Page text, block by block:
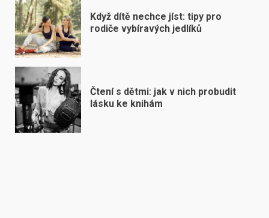
Když dítě nechce jíst: tipy pro
rodiče vybíravých jedlíků
Čtení s dětmi: jak v nich probudit
lásku ke knihám